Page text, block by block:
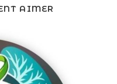
AIMER